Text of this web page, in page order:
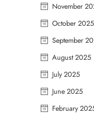
November
October 2025
September
August 2025
July 2025
June 2025
February